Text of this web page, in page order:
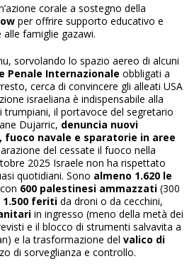
corale a sostegno della
per offrire supporto educativo e
famiglie gazawi.
sorvolando lo spazio aereo di alcuni
Penale Internazionale obbligati a
cerca di convincere gli alleati USA
israeliana è indispensabile alla
trumpiani, il portavoce del segretario
Dujarric, denuncia nuovi
navale e sparatorie in aree
del cessate il fuoco nella
2025 Israele non ha rispettato
quotidiani. Sono almeno 1.620 le
600 palestinesi ammazzati (300
1.500 feriti da droni o da cecchini,
in ingresso (meno della metà dei
e il blocco di strumenti salvavita a
e la trasformazione del valico di
di sorveglianza e controllo.